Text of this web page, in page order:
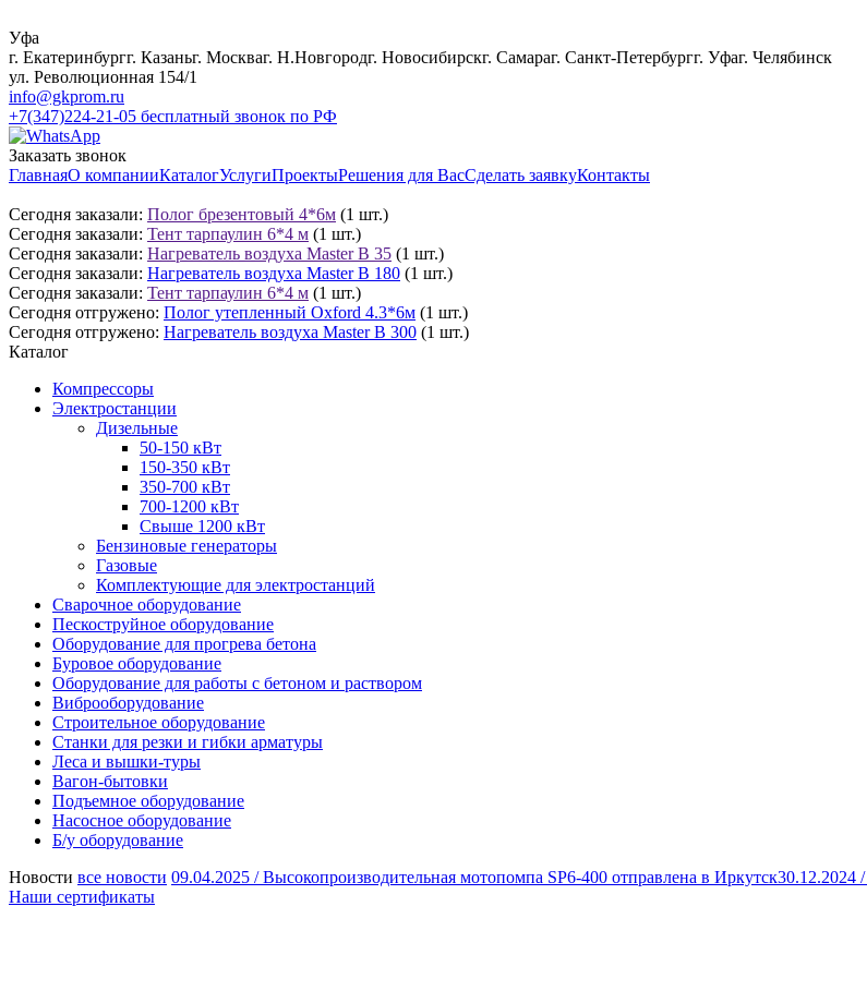
Уфа
г. Екатеринбургг. Казаньг. Москваг. Н.Новгородг. Новосибирскг. Самараг. Санкт-Петербургг. Уфаг. Челябинск
ул. Революционная 154/1
info@gkprom.ru
+7(347)224-21-05 бесплатный звонок по РФ
Заказать звонок
ГлавнаяО компанииКаталогУслугиПроектыРешения для ВасСделать заявкуКонтакты
Сегодня заказали: Полог брезентовый 4*6м (1 шт.)
Сегодня заказали: Тент тарпаулин 6*4 м (1 шт.)
Сегодня заказали: Нагреватель воздуха Master B 35 (1 шт.)
Сегодня заказали: Нагреватель воздуха Master B 180 (1 шт.)
Сегодня заказали: Тент тарпаулин 6*4 м (1 шт.)
Сегодня отгружено: Полог утепленный Oxford 4.3*6м (1 шт.)
Сегодня отгружено: Нагреватель воздуха Master B 300 (1 шт.)
Каталог
Компрессоры
Электростанции
Дизельные
50-150 кВт
150-350 кВт
350-700 кВт
700-1200 кВт
Свыше 1200 кВт
Бензиновые генераторы
Газовые
Комплектующие для электростанций
Сварочное оборудование
Пескоструйное оборудование
Оборудование для прогрева бетона
Буровое оборудование
Оборудование для работы с бетоном и раствором
Виброоборудование
Строительное оборудование
Станки для резки и гибки арматуры
Леса и вышки-туры
Вагон-бытовки
Подъемное оборудование
Насосное оборудование
Б/у оборудование
Новости все новости 09.04.2025 /Высокопроизводительная мотопомпа SP6-400 отправлена в Иркутск30.12.2024 /
Наши сертификаты